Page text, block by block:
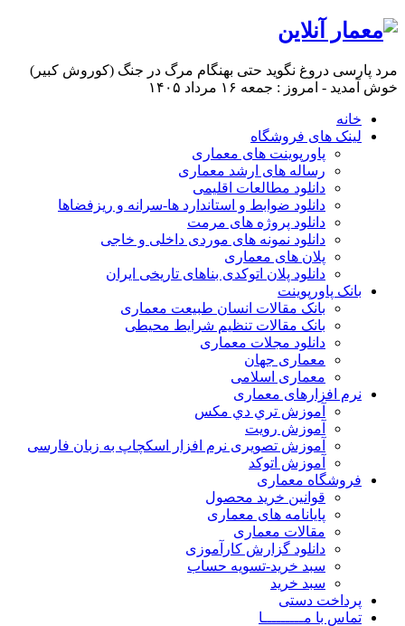
مرد پارسی دروغ نگوید حتی بهنگام مرگ در جنگ (کوروش کبیر)
خوش آمدید - امروز : جمعه ۱۶ مرداد ۱۴۰۵
خانه
لینک های فروشگاه
پاورپوینت های معماری
رساله های ارشد معماری
دانلود مطالعات اقلیمی
دانلود ضوابط و استاندارد ها-سرانه و ریزفضاها
دانلود پروژه های مرمت
دانلود نمونه های موردی داخلی و خاجی
پلان های معماری
دانلود پلان اتوکدی بناهای تاریخی ایران
بانک پاورپوینت
بانک مقالات انسان طبیعت معماری
بانک مقالات تنظیم شرایط محیطی
دانلود مجلات معماری
معماری جهان
معماری اسلامی
نرم افزارهای معماری
آﻣﻮزش ﺗﺮي دي ﻣﮑﺲ
آموزش رویت
آموزش تصویری نرم افزار اسکچاپ به زبان فارسی
آموزش اتوکد
فروشگاه معماری
قوانین خرید محصول
پایانامه های معماری
مقالات معماری
دانلود گزارش کارآموزی
سبد خرید-تسویه حساب
سبد خرید
پرداخت دستی
تماس با مـــــــــا